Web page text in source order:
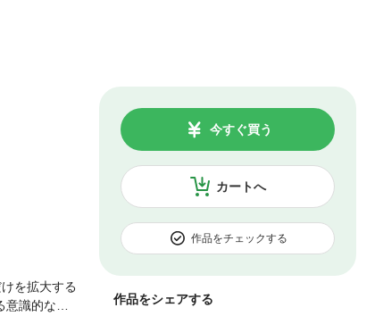
カートへ
今すぐ買う
作品をチェックする
作品をシェアする
を拡大する
識的な省